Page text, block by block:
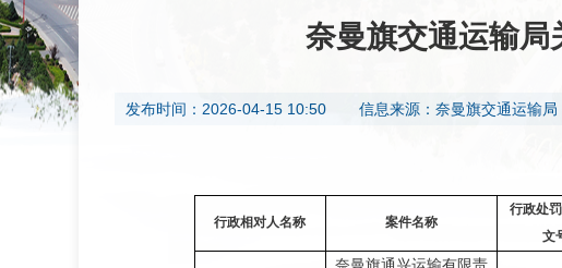
奈曼旗交通运输局
发布时间： 2026-04-15 10:50 信息来源： 奈曼旗交通运输局
行政相对人名称 案件名称
行政处
文